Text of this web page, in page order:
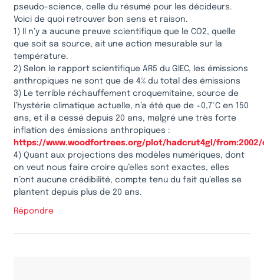
pseudo-science, celle du résumé pour les décideurs.
Voici de quoi retrouver bon sens et raison.
1) Il n’y a aucune preuve scientifique que le CO2, quelle
que soit sa source, ait une action mesurable sur la
température.
2) Selon le rapport scientifique AR5 du GIEC, les émissions
anthropiques ne sont que de 4% du total des émissions
3) Le terrible réchauffement croquemitaine, source de
l’hystérie climatique actuelle, n’a été que de +0,7°C en 150
ans, et il a cessé depuis 20 ans, malgré une très forte
inflation des émissions anthropiques :
https://www.woodfortrees.org/plot/hadcrut4gl/
4) Quant aux projections des modèles numériques, dont
on veut nous faire croire qu’elles sont exactes, elles
n’ont aucune crédibilité, compte tenu du fait qu’elles se
plantent depuis plus de 20 ans.
Répondre